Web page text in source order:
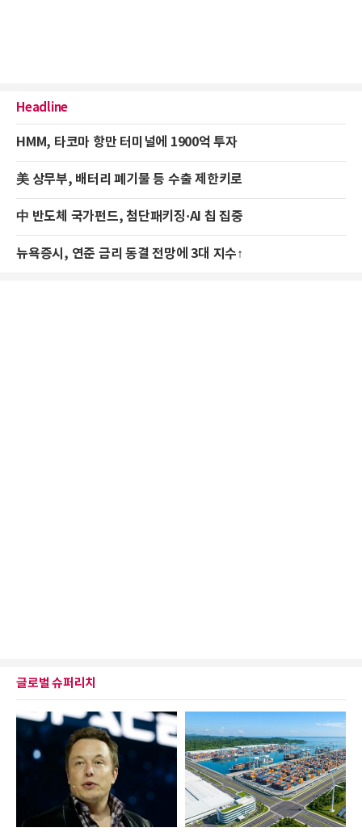
Headline
HMM, 타코마 항만 터미널에 1900억 투자
美 상무부, 배터리 폐기물 등 수출 제한키로
中 반도체 국가펀드, 첨단패키징·AI 칩 집중
뉴욕증시, 연준 금리 동결 전망에 3대 지수↑
글로벌 슈퍼리치